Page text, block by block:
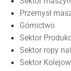
Przemysł
Górnictwo
Sektor
Sektor ropy
Sektor